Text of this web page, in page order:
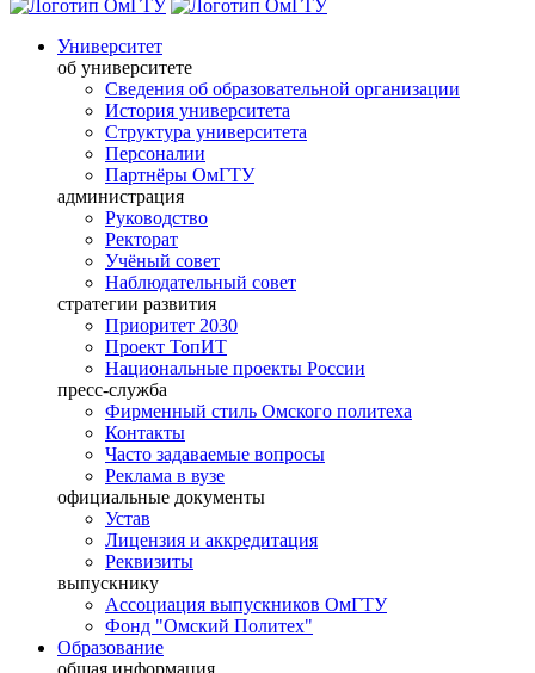
Университет
об университете
Сведения об образовательной организации
История университета
Структура университета
Персоналии
Партнёры ОмГТУ
администрация
Руководство
Ректорат
Учёный совет
Наблюдательный совет
стратегии развития
Приоритет 2030
Проект ТопИТ
Национальные проекты России
пресс-служба
Фирменный стиль Омского политеха
Контакты
Часто задаваемые вопросы
Реклама в вузе
официальные документы
Устав
Лицензия и аккредитация
Реквизиты
выпускнику
Ассоциация выпускников ОмГТУ
Фонд "Омский Политех"
Образование
общая информация